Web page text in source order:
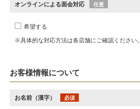
オンラインによる面会対応 任意
希望する
※具体的な対応方法は各店舗にご確認ください。
お客様情報について
お名前（漢字） 必須